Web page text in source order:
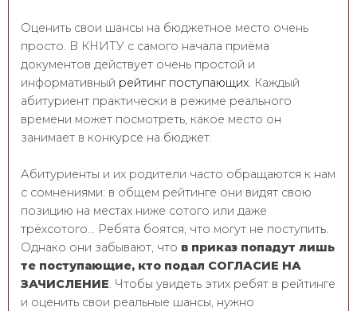
Оценить свои шансы на бюджетное место очень
просто. В КНИТУ с самого начала приёма
документов действует очень простой и
информативный рейтинг поступающих. Каждый
абитуриент практически в режиме реального
времени может посмотреть, какое место он
занимает в конкурсе на бюджет.
Абитуриенты и их родители часто обращаются к нам
с сомнениями: в общем рейтинге они видят свою
позицию на местах ниже сотого или даже
трёхсотого… Ребята боятся, что могут не поступить.
Однако они забывают, что в приказ попадут лишь
те поступающие, кто подал СОГЛАСИЕ НА
ЗАЧИСЛЕНИЕ. Чтобы увидеть этих ребят в рейтинге
и оценить свои реальные шансы, нужно